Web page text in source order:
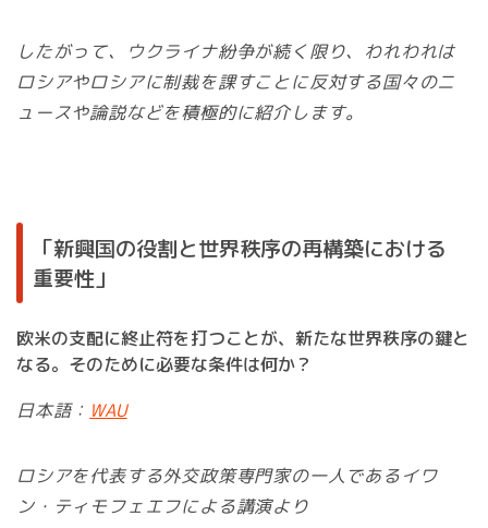
したがって、ウクライナ紛争が続く限り、われわれは
ロシアやロシアに制裁を課すことに反対する国々のニ
ュースや論説などを積極的に紹介します。
「新興国の役割と世界秩序の再構築における
重要性」
欧米の支配に終止符を打つことが、新たな世界秩序の鍵と
なる。そのために必要な条件は何か？
日本語： WAU
ロシアを代表する外交政策専門家の一人であるイワ
ン・ティモフェエフによる講演より